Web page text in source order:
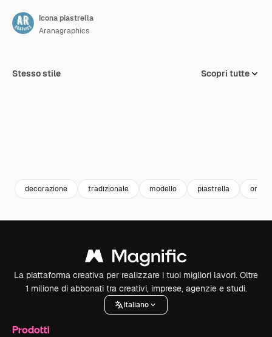
Icona piastrella
Aranagraphics
Stesso stile Scopri tutte
decorazione tradizionale modello piastrella
La piattaforma creativa per realizzare i tuoi migliori lavori. Oltre
1 milione di abbonati tra creativi, imprese, agenzie e studi.
Italiano
Prodotti